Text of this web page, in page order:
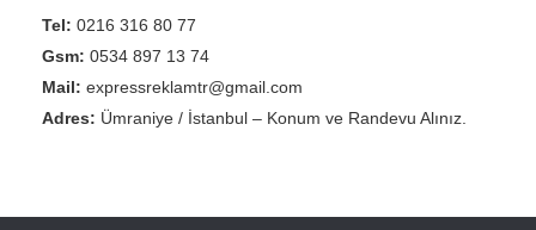
Tel: 0216 316 80 77
Gsm: 0534 897 13 74
Mail: expressreklamtr@gmail.com
Adres: Ümraniye / İstanbul – Konum ve Randevu Alınız.